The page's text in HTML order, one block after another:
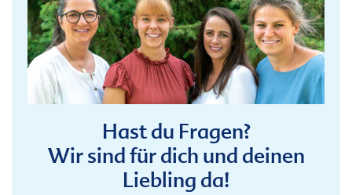
Hast du Fragen?
Wir sind für dich und deinen
Liebling da!